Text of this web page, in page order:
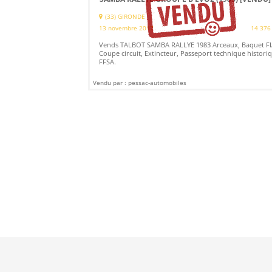
(33) GIRONDE
13 novembre 2017
14
Vends TALBOT SAMBA RALLYE 1983 Arceaux, Baquet
Coupe circuit, Extincteur, Passeport technique
FFSA.
Vendu par : pessac-automobiles